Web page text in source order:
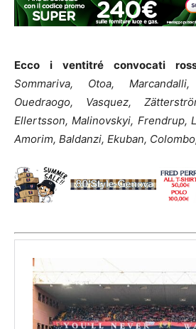
Ecco i ventitré convocati
Sommariva, Otoa,
Ouedraogo, Vasquez,
Ellertsson, Malinovskyi, Frendrup,
Amorim, Baldanzi, Ekuban,